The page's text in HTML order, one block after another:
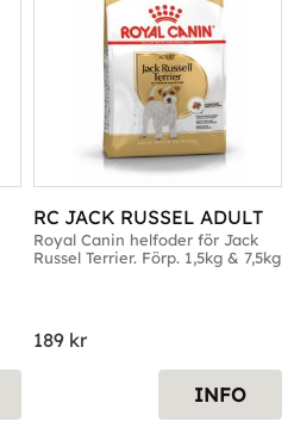
RC JACK RUSSEL ADULT
Royal Canin helfoder för Jack
Russel Terrier. Förp. 1,5kg & 7,5kg
189 kr
INFO